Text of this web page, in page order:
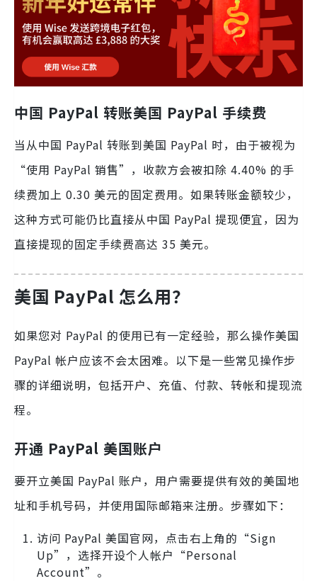
中国 PayPal 转账美国 PayPal 手续费
当从中国 PayPal 转账到美国 PayPal 时，由于被视为
“使用 PayPal 销售”，收款方会被扣除 4.40% 的手
续费加上 0.30 美元的固定费用。如果转账金额较少，
这种方式可能仍比直接从中国 PayPal 提现便宜，因为
直接提现的固定手续费高达 35 美元。
美国 PayPal 怎么用？
如果您对 PayPal 的使用已有一定经验，那么操作美国
PayPal 帐户应该不会太困难。以下是一些常见操作步
骤的详细说明，包括开户、充值、付款、转帐和提现流
程。
开通 PayPal 美国账户
要开立美国 PayPal 账户，用户需要提供有效的美国地
址和手机号码，并使用国际邮箱来注册。步骤如下：
访问 PayPal 美国官网，点击右上角的“Sign
Up”，选择开设个人帐户“Personal
Account”。